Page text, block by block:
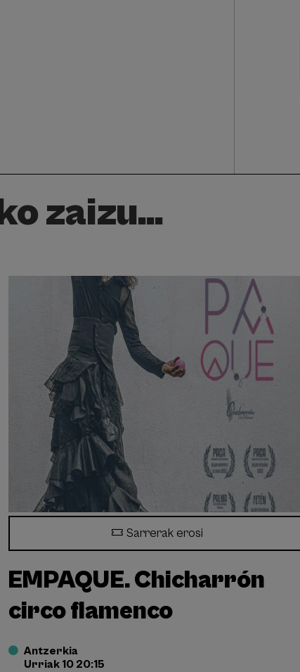
zaizu...
Sarrerak erosi
EMPAQUE. Chicharrón
circo flamenco
Antzerkia
Urriak 10 20:15